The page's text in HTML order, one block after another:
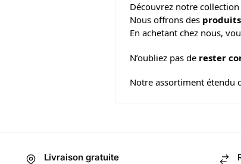
Découvrez notre
Nous offrons des
En achetant chez nous,
N’oubliez pas de rester
Notre assortiment étendu
Livraison gratuite